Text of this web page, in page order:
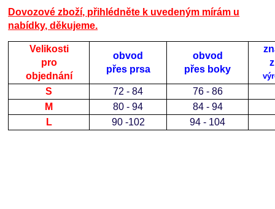
Dovozové zboží, přihlédněte k uvedeným mírám u
nabídky, děkujeme.
Velikosti
pro
objednání
obvod
přes prsa
obvod
přes boky
S 72 - 84
76 - 86
M
80 - 94
84 - 94
L
90 -102 94 - 104